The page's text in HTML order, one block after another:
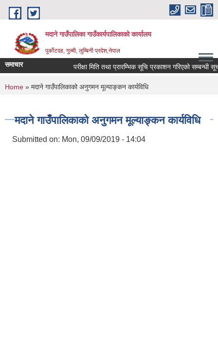
Skip to main content
मदाने गाउँपालिका गाउँकार्यपालिकाको कार्यालय
पुर्कोटदह, गुल्मी, लुम्बिनी प्रदेश,नेपाल
समाचार परीक्षा मिति तथा प्रारम्भिक सूचि प्रकाशन गरिएको सम्बन्धी सूचना
You are here
Home » मदाने गाउँपालिकाको अनुगमन मूल्याङ्कन कार्यविधि
मदाने गाउँपालिकाको अनुगमन मूल्याङ्कन कार्यविधि
Submitted on: Mon, 09/09/2019 - 14:04